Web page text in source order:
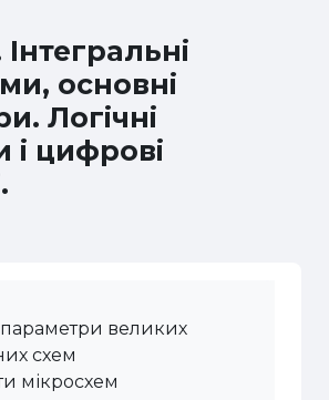
основні
Логічні
і цифрові
параметри великих
схем
мікросхем